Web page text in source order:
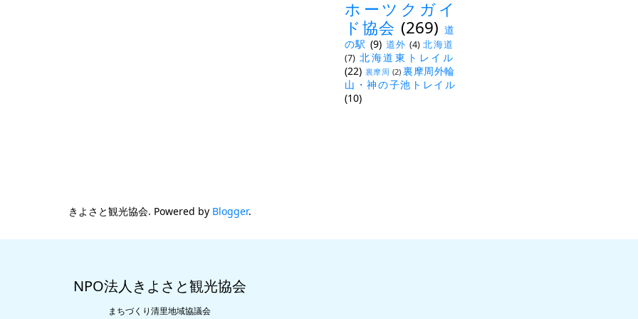
ホーツクガイ
ド協会 (269) 道
の駅 (9) 道外 (4) 北海道
(7) 北海道東トレイル
(22) 裏摩周 (2) 裏摩周外輪
山・神の子池トレイル
(10)
きよさと観光協会. Powered by Blogger.
NPO法人きよさと観光協会
まちづくり清里地域協議会